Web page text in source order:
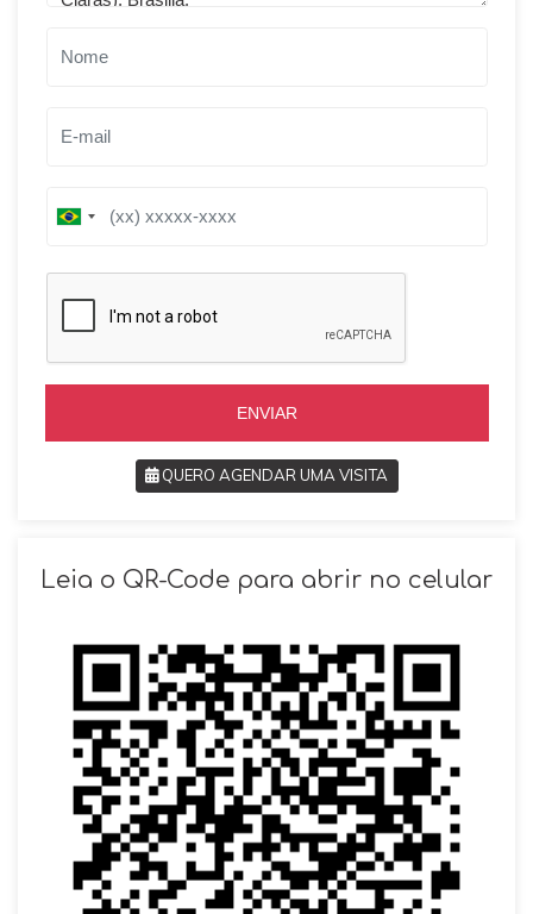
B
i
5
5
ENVIAR
QUERO AGENDAR UMA VISITA
Leia o QR-Code para abrir no celular